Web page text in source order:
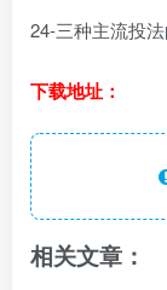
24-三种主流投
下载地址：
相关文章：